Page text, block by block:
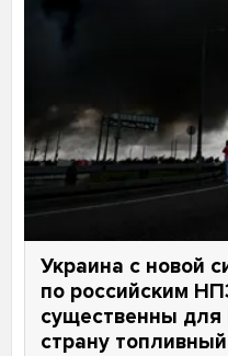
Украина с новой
по российским
существенны для
страну топливный